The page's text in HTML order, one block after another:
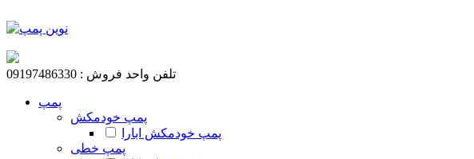
تلفن واحد فروش : 09197486330
پمپ
پمپ خودمکش
پمپ خودمکش ابارا
پمپ خطی